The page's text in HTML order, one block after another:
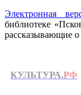
Электронная
библиотеке
рассказывающие
КУЛЬТУРА.РФ